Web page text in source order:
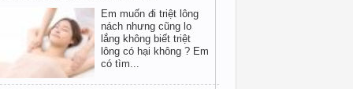
Em muốn đi triệt lông
nách nhưng cũng lo
lắng không biết triệt
lông có hại không ? Em
có tìm...